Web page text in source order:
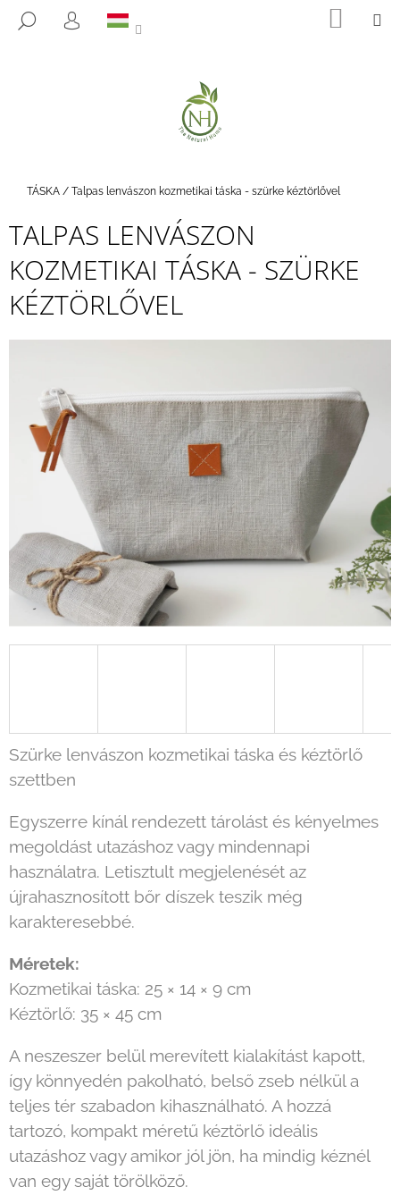
KERESÉS
BEJELENTKEZÉS
Kezdőlap
TÁSKA / Talpas lenvászon kozmetikai táska - szürke kéztörlővel
TALPAS LENVÁSZON
KOZMETIKAI TÁSKA - SZÜRKE
KÉZTÖRLŐVEL
Szürke lenvászon kozmetikai táska és kéztörlő
szettben
Egyszerre kínál rendezett tárolást és kényelmes
megoldást utazáshoz vagy mindennapi
használatra. Letisztult megjelenését az
újrahasznosított bőr díszek teszik még
karakteresebbé.
Méretek:
Kozmetikai táska: 25 × 14 × 9 cm
Kéztörlő: 35 × 45 cm
A neszeszer belül merevített kialakítást kapott,
így könnyedén pakolható, belső zseb nélkül a
teljes tér szabadon kihasználható. A hozzá
tartozó, kompakt méretű kéztörlő ideális
utazáshoz vagy amikor jól jön, ha mindig kéznél
van egy saját törölköző.
E
E
S
?